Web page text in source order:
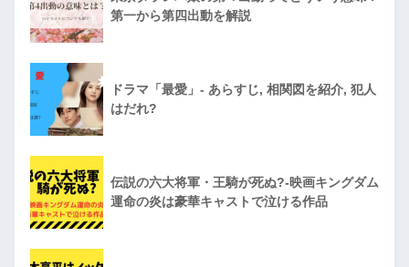
第一から第四出動を解説
ドラマ「最愛」- あらすじ, 相関図を紹介, 犯人
はだれ?
伝説の六大将軍・王騎が死ぬ?-映画キングダム
運命の炎は豪華キャストで泣ける作品